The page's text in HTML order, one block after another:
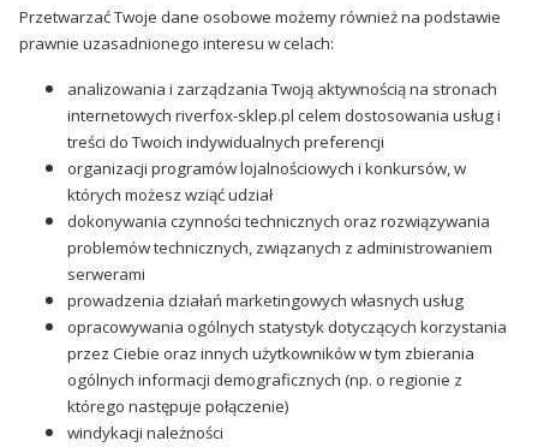
Przetwarzać Twoje dane osobowe możemy również na podstawie
prawnie uzasadnionego interesu w celach:
analizowania i zarządzania Twoją aktywnością na stronach
internetowych riverfox-sklep.pl celem dostosowania usług i
treści do Twoich indywidualnych preferencji
organizacji programów lojalnościowych i konkursów, w
których możesz wziąć udział
dokonywania czynności technicznych oraz rozwiązywania
problemów technicznych, związanych z administrowaniem
serwerami
prowadzenia działań marketingowych własnych usług
opracowywania ogólnych statystyk dotyczących korzystania
przez Ciebie oraz innych użytkowników w tym zbierania
ogólnych informacji demograficznych (np. o regionie z
którego następuje połączenie)
windykacji należności